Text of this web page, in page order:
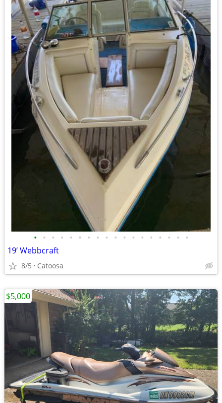
• • • • • • • • • • • • • • • • • •
19’ Webbcraft
8/5 Catoosa
$5,000